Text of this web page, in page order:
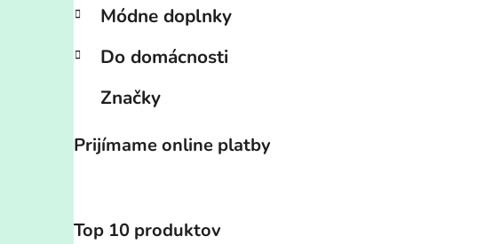
Módne doplnky
Do domácnosti
Značky
Prijímame online platby
Top 10 produktov